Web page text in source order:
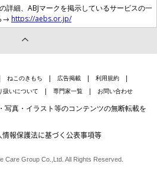
詳細、ABJマークを掲示しているサービスの一
→ https://aebs.or.jp/
ねこのきもち 広告掲載
利用規約
扱いについて 専門家一覧 お問い合わせ
写真・イラスト等のコンテンツの無断転載を
情報保護法に基づく公表事項等
Care Group Co.,Ltd. All Rights Reserved.